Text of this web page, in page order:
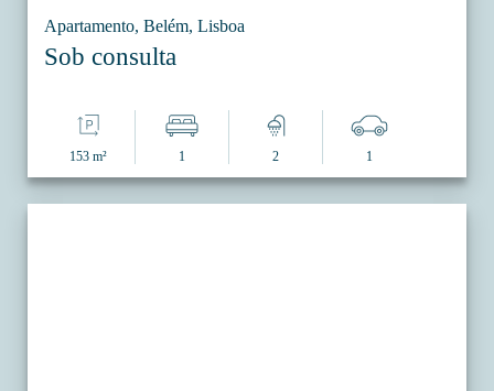
Apartamento, Belém, Lisboa
Sob consulta
153 m² 1 2 1